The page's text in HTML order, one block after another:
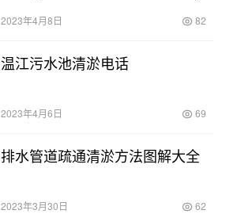
2023年4月8日 82
温江污水池清淤电话
2023年4月6日 69
排水管道疏通清淤方法图解大全
2023年3月30日 62